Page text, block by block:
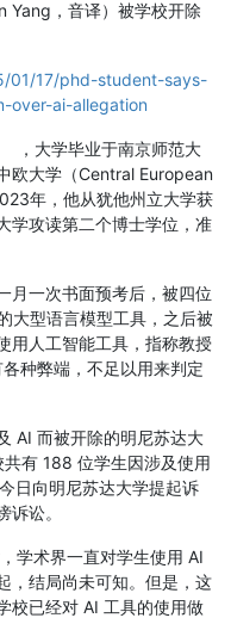
Yang，音译）被学校开除
01/17/phd-student-says-
over-ai-allegation
，大学毕业于南京师范大
欧大学（Central European
年，他从犹他州立大学获
学攻读第二个博士学位，准
月一次书面预考后，被四位
大型语言模型工具，之后被
用人工智能工具，指称教授
种弊端，不足以用来判定
AI 而被开除的明尼苏达大
有 188 位学生因涉及使用
日向明尼苏达大学提起诉
讼。
学术界一直对学生使用 AI
，结局尚未可知。但是，这
校已经对 AI 工具的使用做